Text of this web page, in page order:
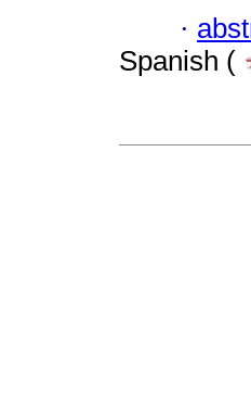
·
Spanish (